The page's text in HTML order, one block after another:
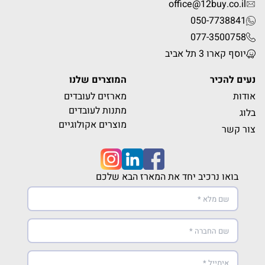
office@12buy.co.il
050-7738841
077-3500758
יוסף קארו 3 תל אביב
נעים להכיר
אודות
בלוג
צור קשר
המוצרים שלנו
מארזים לעובדים
מתנות לעובדים
מוצרים אקולוגיים
בואו נרכיב יחד את המארז הבא שלכם